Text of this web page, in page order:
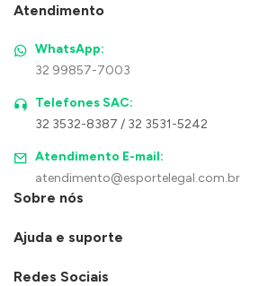
Atendimento
WhatsApp:
32 99857-7003
Telefones SAC:
32 3532-8387 / 32 3531-5242
Atendimento E-mail:
atendimento@esportelegal.com.br
Sobre nós
Ajuda e suporte
Redes Sociais